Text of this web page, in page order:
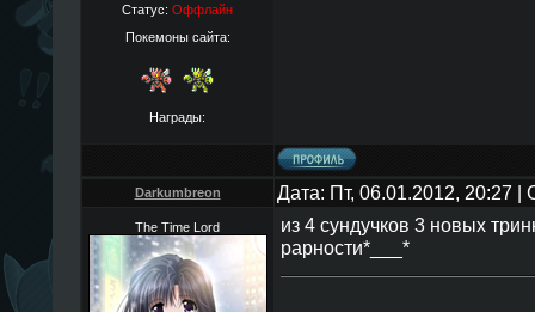
Статус: Оффлайн
Покемоны сайта:
Награды:
Darkumbreon Дата: Пт, 06.01.2012, 20:27
The Time Lord
из 4 сундучков 3 новых
рарности*___*